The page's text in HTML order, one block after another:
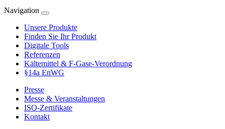
Navigation
Unsere Produkte
Finden Sie Ihr Produkt
Digitale Tools
Referenzen
Kältemittel & F-Gase-Verordnung
§14a EnWG
Presse
Messe & Veranstaltungen
ISO-Zertifikate
Kontakt